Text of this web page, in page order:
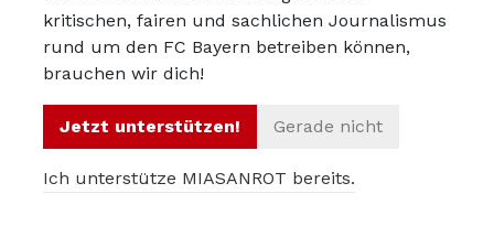
Du wirst dadurch die nächsten 2 Jahre kein gewinn
machne, aber danach wieder Jahre zum Rebuild
kritischen, fairen und sachlichen Journalismus
rund um den FC Bayern betreiben können,
brauchen wir dich!
Jetzt unterstützen! Gerade nicht
Ich unterstütze MIASANROT bereits.